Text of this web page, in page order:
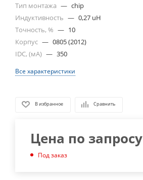
Тип монтажа — chip
Индуктивность — 0,27 uH
Точность, % — 10
Корпус — 0805 (2012)
IDC, (мА) — 350
Все характеристики
В избранное Сравнить
Цена по запросу
Под заказ